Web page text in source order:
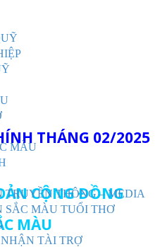
MÀU
THÔNG – MEDIA
SẮC MÀU TUỔI THƠ
TÀI TRỢ
THÁNG 02/2025
CỘNG ĐỒNG
MÀU